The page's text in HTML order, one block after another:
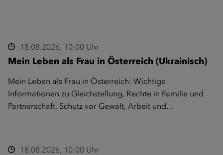
18.08.2026, 10:00 Uhr
Mein Leben als Frau in Österreich (Ukrainisch)
Mein Leben als Frau in Österreich: Wichtige
Informationen zu Gleichstellung, Rechte in Familie und
Partnerschaft, Schutz vor Gewalt, Arbeit und…
18.08.2026, 10:00 Uhr